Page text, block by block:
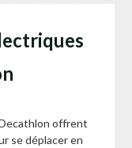
offrent
se déplacer en